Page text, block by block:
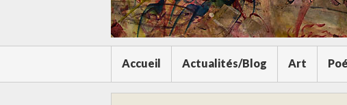
Accueil Actualités/Blog Art